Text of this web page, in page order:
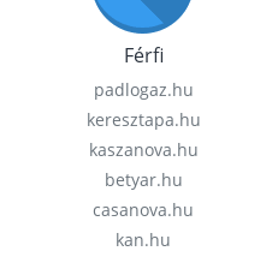
Férfi
padlogaz.hu
keresztapa.hu
kaszanova.hu
betyar.hu
casanova.hu
kan.hu